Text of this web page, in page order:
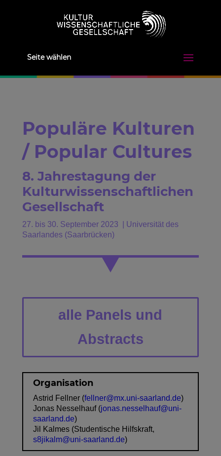
Seite wählen
Populäre Kulturen
/ Popular Cultures
8. Jahrestagung der
Kulturwissenschaftlichen
Gesellschaft
27. bis 30. September 2023 | Universität des
Saarlandes (Saarbrücken)
alle Panels und
Abstracts
Organisation
Astrid Fellner (fellner@mx.uni-saarland.de)
Jonas Nesselhauf (jonas.nesselhauf@uni-
saarland.de)
Jil Kalmes (Studentische Hilfskraft,
s8jikalm@uni-saarland.de)